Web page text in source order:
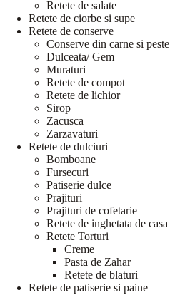
Retete de salate
Retete de ciorbe si supe
Retete de conserve
Conserve din carne si peste
Dulceata/ Gem
Muraturi
Retete de compot
Retete de lichior
Sirop
Zacusca
Zarzavaturi
Retete de dulciuri
Bomboane
Fursecuri
Patiserie dulce
Prajituri
Prajituri de cofetarie
Retete de inghetata de casa
Retete Torturi
Creme
Pasta de Zahar
Retete de blaturi
Retete de patiserie si paine